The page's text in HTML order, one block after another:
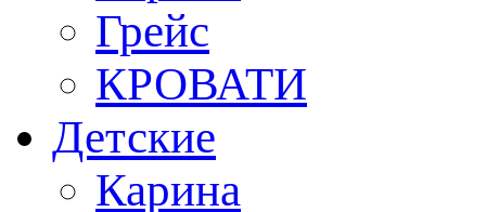
Грейс
КРОВАТИ
Детские
Карина